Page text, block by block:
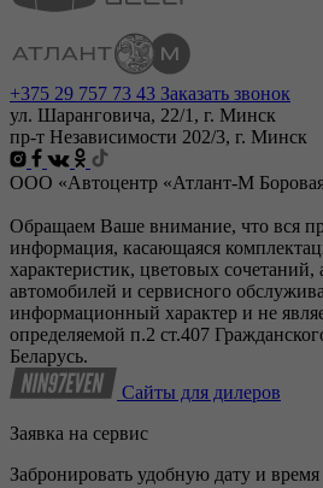
+375 29 757 73 43 Заказать звонок
ул. Шаранговича, 22/1, г. Минск
пр-т Независимости 202/3, г. Минск
ООО «Автоцентр «Атлант-М
Обращаем Ваше внимание, что вся
информация, касающаяся
характеристик, цветовых сочетаний,
автомобилей и сервисного
информационный характер и не
определяемой п.2 ст.407
Беларусь.
Сайты для дилеров
Заявка на сервис
Забронировать удобную дату и